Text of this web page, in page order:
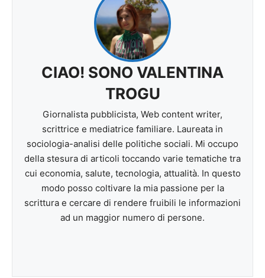
CIAO! SONO VALENTINA
TROGU
Giornalista pubblicista, Web content writer,
scrittrice e mediatrice familiare. Laureata in
sociologia-analisi delle politiche sociali. Mi occupo
della stesura di articoli toccando varie tematiche tra
cui economia, salute, tecnologia, attualità. In questo
modo posso coltivare la mia passione per la
scrittura e cercare di rendere fruibili le informazioni
ad un maggior numero di persone.